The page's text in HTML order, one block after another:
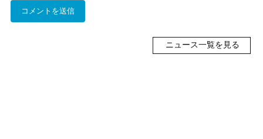
ニュース一覧を見る